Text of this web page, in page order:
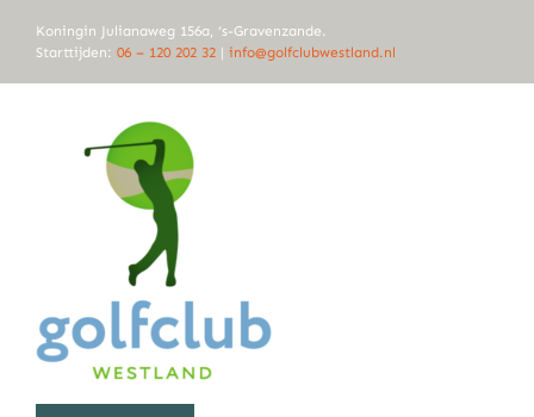
naar
Koningin Julianaweg 156a, ‘s-Gravenzande.
Starttijden: 06 – 120 202 32 | info@golfclubwestland.nl